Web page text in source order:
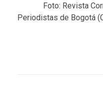
Foto: Revista
Periodistas de Bogotá